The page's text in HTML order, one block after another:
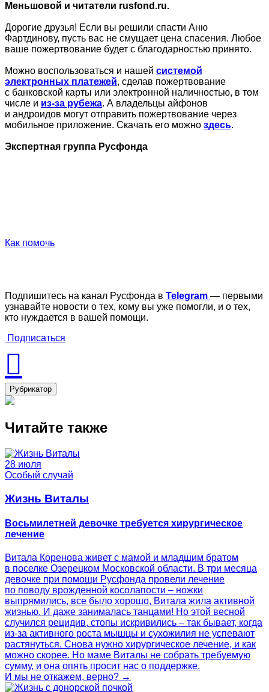
Меньшовой и читатели rusfond.ru.
Дорогие друзья! Если вы решили спасти Аню
Фартдинову, пусть вас не смущает цена спасения. Любое
ваше пожертвование будет с благодарностью принято.
Можно воспользоваться и нашей системой
электронных платежей, сделав пожертвование
с банковской карты или электронной наличностью, в том
числе и из-за рубежа. А владельцы айфонов
и андроидов могут отправить пожертвование через
мобильное приложение. Скачать его можно здесь.
Экспертная группа Русфонда
Как помочь
Подпишитесь на канал Русфонда в Telegram — первыми
узнавайте новости о тех, кому вы уже помогли, и о тех,
кто нуждается в вашей помощи.
Подписаться
Рубрикатор
Читайте также
28 июля
Особый случай
Жизнь Виталы
Восьмилетней девочке требуется хирургическое
лечение
Витала Коренова живет с мамой и младшим братом
в поселке Озерецком Московской области. В три месяца
девочке при помощи Русфонда провели лечение
по поводу врожденной косолапости – ножки
выпрямились, все было хорошо, Витала жила активной
жизнью. И даже занималась танцами! Но этой весной
случился рецидив, стопы искривились – так бывает, когда
из-за активного роста мышцы и сухожилия не успевают
растянуться. Снова нужно хирургическое лечение, и как
можно скорее. Но маме Виталы не собрать требуемую
сумму, и она опять просит нас о поддержке.
И мы не откажем, верно? →